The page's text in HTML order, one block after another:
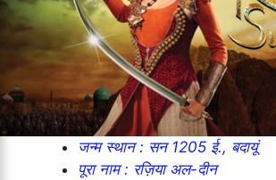
जन्म स्थान : सन 1205 ई., बदायूं
पूरा नाम : रज़िया अल-दीन